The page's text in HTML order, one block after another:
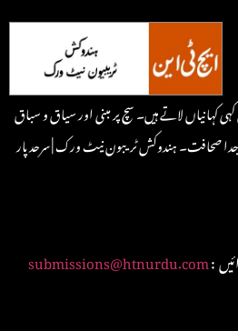
لاتے ہیں۔ سچ پر مبنی اور سیاق و سباق
صحافت۔ ہندوکش ٹریبون نیٹ ورک | سرحد پار
submissions@htnurdu.com